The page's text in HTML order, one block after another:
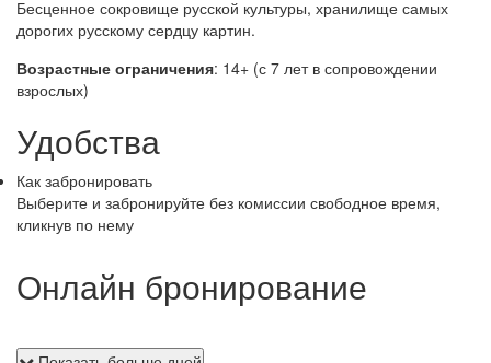
Бесценное сокровище русской культуры, хранилище самых
дорогих русскому сердцу картин.
Возрастные ограничения: 14+ (с 7 лет в сопровождении
взрослых)
Удобства
Как забронировать
Выберите и забронируйте без комиссии свободное время,
кликнув по нему
Онлайн бронирование